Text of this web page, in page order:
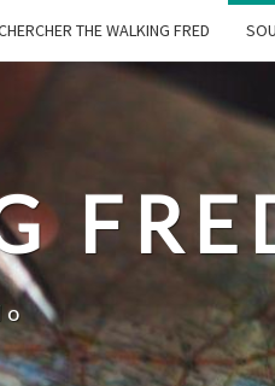
THE WALKING FRED